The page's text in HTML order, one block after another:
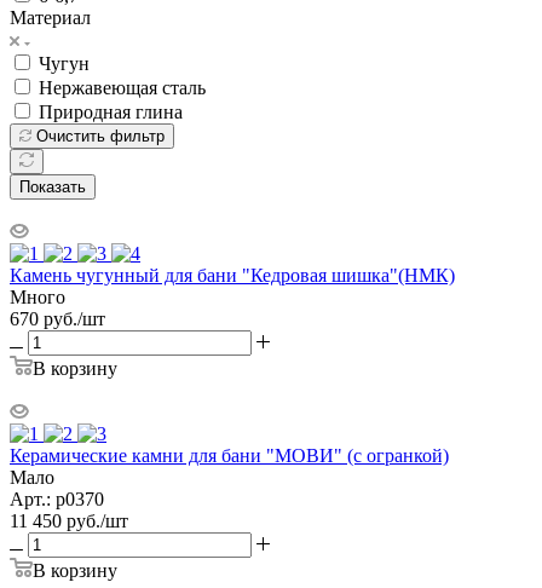
Материал
Чугун
Нержавеющая сталь
Природная глина
Очистить фильтр
Показать
Камень чугунный для бани "Кедровая шишка"(НМК)
Много
670 руб./шт
В корзину
Керамические камни для бани "МОВИ" (с огранкой)
Мало
Арт.: р0370
11 450 руб./шт
В корзину